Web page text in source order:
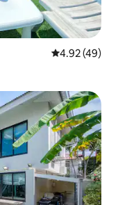
Calificación
4.92 (49)